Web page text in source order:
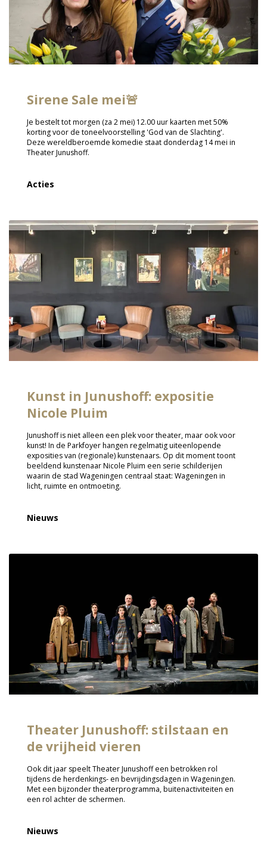
Sirene Sale mei🚨
Je bestelt tot morgen (za 2 mei) 12.00 uur kaarten met 50%
korting voor de toneelvoorstelling 'God van de Slachting'.
Deze wereldberoemde komedie staat donderdag 14 mei in
Theater Junushoff.
Acties
Kunst in Junushoff: expositie
Nicole Pluim
Junushoff is niet alleen een plek voor theater, maar ook voor
kunst! In de Parkfoyer hangen regelmatig uiteenlopende
exposities van (regionale) kunstenaars. Op dit moment toont
beeldend kunstenaar Nicole Pluim een serie schilderijen
waarin de stad Wageningen centraal staat: Wageningen in
licht, ruimte en ontmoeting.
Nieuws
Theater Junushoff: stilstaan en
de vrijheid vieren
Ook dit jaar speelt Theater Junushoff een betrokken rol
tijdens de herdenkings- en bevrijdingsdagen in Wageningen.
Met een bijzonder theaterprogramma, buitenactiviteiten en
een rol achter de schermen.
Nieuws